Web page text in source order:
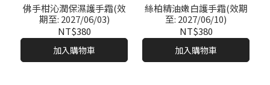
佛手柑沁潤保濕護手霜(效
期至: 2027/06/03)
NT$380
加入購物車
絲柏精油嫩白護手霜(效期
至: 2027/06/10)
NT$380
加入購物車